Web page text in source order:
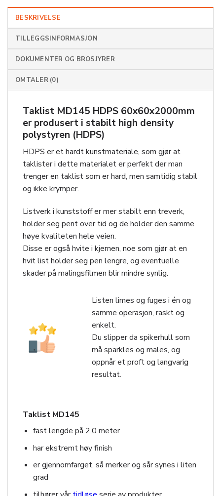
BESKRIVELSE
TILLEGGSINFORMASJON
DOKUMENTER OG BROSJYRER
OMTALER (0)
Taklist MD145 HDPS 60x60x2000mm
er produsert i stabilt high density
polystyren (HDPS)
HDPS er et hardt kunstmateriale, som gjør at
taklister i dette materialet er perfekt der man
trenger en taklist som er hard, men samtidig stabil
og ikke krymper.
Listverk i kunststoff er mer stabilt enn treverk,
holder seg pent over tid og de holder den samme
høye kvaliteten hele veien.
Disse er også hvite i kjernen, noe som gjør at en
hvit list holder seg pen lengre, og eventuelle
skader på malingsfilmen blir mindre synlig.
Listen limes og fuges i én og
samme operasjon, raskt og
enkelt.
Du slipper da spikerhull som
må sparkles og males, og
oppnår et proft og langvarig
resultat.
Taklist MD145
fast lengde på 2,0 meter
har ekstremt høy finish
er gjennomfarget, så merker og sår synes i liten
grad